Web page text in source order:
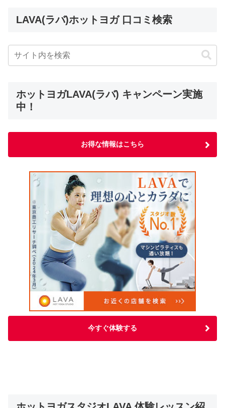
LAVA(ラバ)ホットヨガ 口コミ検索
ホットヨガLAVA(ラバ) キャンペーン実施
中！
お得な情報はこちら
今すぐ体験する